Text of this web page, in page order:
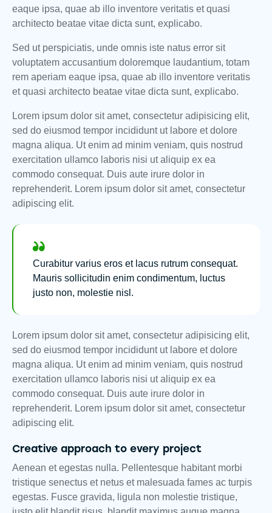
eaque ipsa, quae ab illo inventore veritatis et quasi
architecto beatae vitae dicta sunt, explicabo.
Sed ut perspiciatis, unde omnis iste natus error sit
voluptatem accusantium doloremque laudantium, totam
rem aperiam eaque ipsa, quae ab illo inventore veritatis
et quasi architecto beatae vitae dicta sunt, explicabo.
Lorem ipsum dolor sit amet, consectetur adipisicing elit,
sed do eiusmod tempor incididunt ut labore et dolore
magna aliqua. Ut enim ad minim veniam, quis nostrud
exercitation ullamco laboris nisi ut aliquip ex ea
commodo consequat. Duis aute irure dolor in
reprehenderit. Lorem ipsum dolor sit amet, consectetur
adipiscing elit.
Curabitur varius eros et lacus rutrum consequat.
Mauris sollicitudin enim condimentum, luctus
justo non, molestie nisl.
Lorem ipsum dolor sit amet, consectetur adipisicing elit,
sed do eiusmod tempor incididunt ut labore et dolore
magna aliqua. Ut enim ad minim veniam, quis nostrud
exercitation ullamco laboris nisi ut aliquip ex ea
commodo consequat. Duis aute irure dolor in
reprehenderit. Lorem ipsum dolor sit amet, consectetur
adipiscing elit.
Creative approach to every project
Aenean et egestas nulla. Pellentesque habitant morbi
tristique senectus et netus et malesuada fames ac turpis
egestas. Fusce gravida, ligula non molestie tristique,